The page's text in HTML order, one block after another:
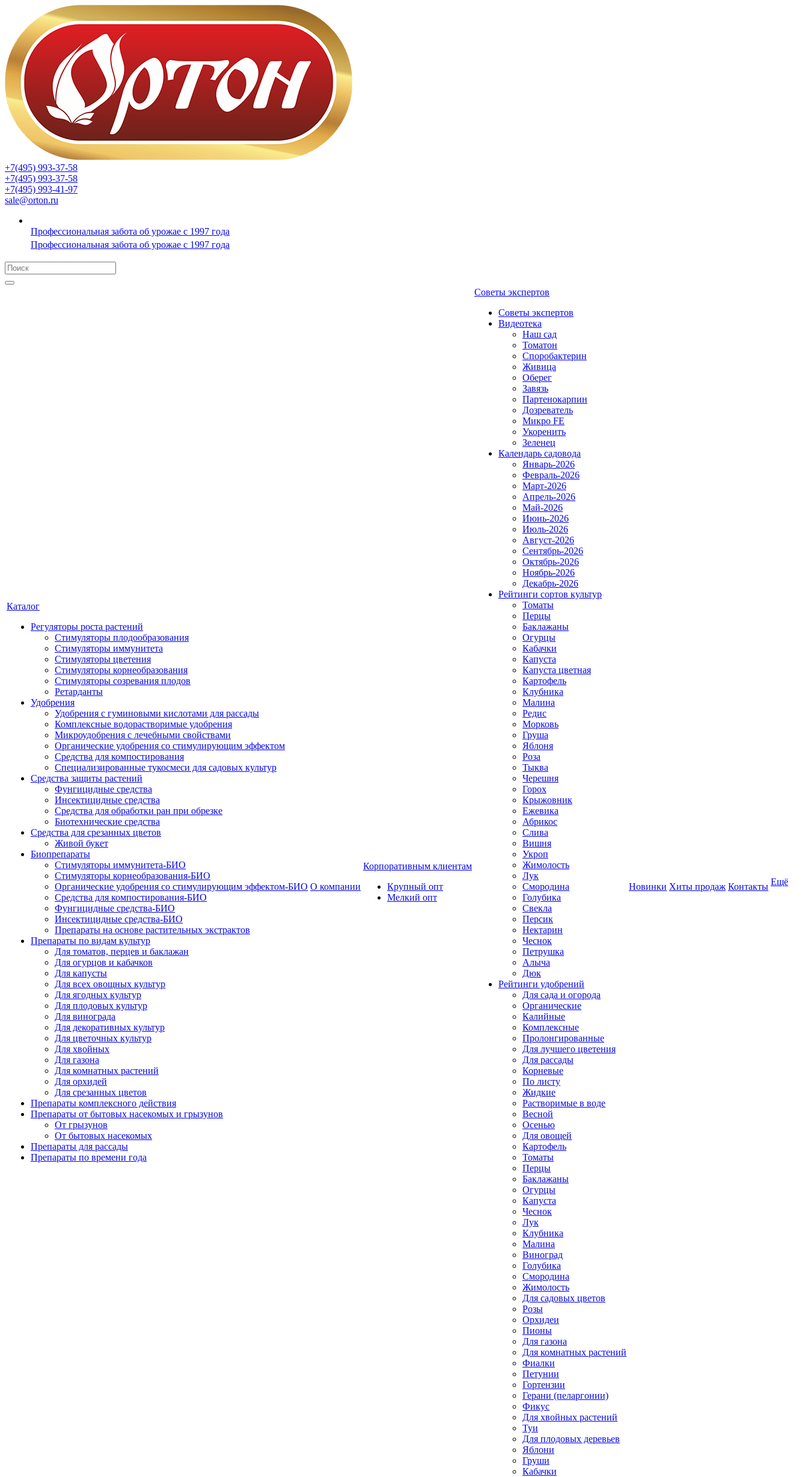
+7(495) 993-37-58
+7(495) 993-37-58
+7(495) 993-41-97
sale@orton.ru
Профессиональная забота об урожае с 1997 года
Профессиональная забота об урожае с 1997 года
Каталог
Регуляторы роста растений
Стимуляторы плодообразования
Стимуляторы иммунитета
Стимуляторы цветения
Стимуляторы корнеобразования
Стимуляторы созревания плодов
Ретарданты
Удобрения
Удобрения с гуминовыми кислотами для рассады
Комплексные водорастворимые удобрения
Микроудобрения с лечебными свойствами
Органические удобрения со стимулирующим эффектом
Средства для компостирования
Специализированные тукосмеси для садовых культур
Средства защиты растений
Фунгицидные средства
Инсектицидные средства
Средства для обработки ран при обрезке
Биотехнические средства
Средства для срезанных цветов
Живой букет
Биопрепараты
Стимуляторы иммунитета-БИО
Стимуляторы корнеобразования-БИО
Органические удобрения со стимулирующим эффектом-БИО
Средства для компостирования-БИО
Фунгицидные средства-БИО
Инсектицидные средства-БИО
Препараты на основе растительных экстрактов
Препараты по видам культур
Для томатов, перцев и баклажан
Для огурцов и кабачков
Для капусты
Для всех овощных культур
Для ягодных культур
Для плодовых культур
Для винограда
Для декоративных культур
Для цветочных культур
Для хвойных
Для газона
Для комнатных растений
Для орхидей
Для срезанных цветов
Препараты комплексного действия
Препараты от бытовых насекомых и грызунов
От грызунов
От бытовых насекомых
Препараты для рассады
Препараты по времени года
О компании
Корпоративным клиентам
Крупный опт
Мелкий опт
Советы экспертов
Советы экспертов
Видеотека
Наш сад
Томатон
Споробактерин
Живица
Оберег
Завязь
Партенокарпин
Дозреватель
Микро FE
Укоренить
Зеленец
Календарь садовода
Январь-2026
Февраль-2026
Март-2026
Апрель-2026
Май-2026
Июнь-2026
Июль-2026
Август-2026
Сентябрь-2026
Октябрь-2026
Ноябрь-2026
Декабрь-2026
Рейтинги сортов культур
Томаты
Перцы
Баклажаны
Огурцы
Кабачки
Капуста
Капуста цветная
Картофель
Клубника
Малина
Редис
Морковь
Груша
Яблоня
Роза
Тыква
Черешня
Горох
Крыжовник
Ежевика
Абрикос
Слива
Вишня
Укроп
Жимолость
Лук
Смородина
Голубика
Свекла
Персик
Нектарин
Чеснок
Петрушка
Алыча
Дюк
Рейтинги удобрений
Для сада и огорода
Органические
Калийные
Комплексные
Пролонгированные
Для лучшего цветения
Для рассады
Корневые
По листу
Жидкие
Растворимые в воде
Весной
Осенью
Для овощей
Картофель
Томаты
Перцы
Баклажаны
Огурцы
Капуста
Чеснок
Лук
Клубника
Малина
Виноград
Голубика
Смородина
Жимолость
Для садовых цветов
Розы
Орхидеи
Пионы
Для газона
Для комнатных растений
Фиалки
Петунии
Гортензии
Герани (пеларгонии)
Фикус
Для хвойных растений
Туи
Для плодовых деревьев
Яблони
Груши
Кабачки
Новинки Хиты продаж Контакты Ещё